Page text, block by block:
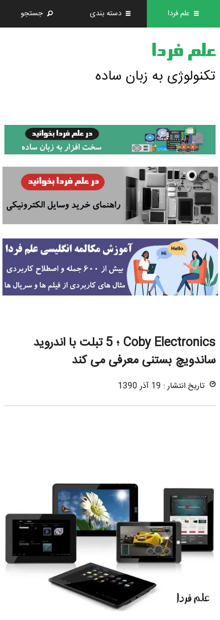
علم فردا دسته بندی جستجو
علم فردا
تکنولوژی به زبان ساده
Coby Electronics ؛ 5 تبلت با اندروید
ساندویچ بستنی معرفی می کند
تاریخ انتشار : 19 آذر 1390